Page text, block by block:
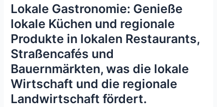
Lokale Gastronomie: Genieße
lokale Küchen und regionale
Produkte in lokalen Restaurants,
Straßencafés und
Bauernmärkten, was die lokale
Wirtschaft und die regionale
Landwirtschaft fördert.